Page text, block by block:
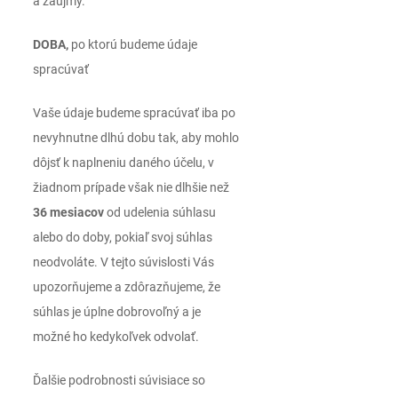
DOBA, po ktorú budeme údaje
spracúvať
Vaše údaje budeme spracúvať iba po
nevyhnutne dlhú dobu tak, aby mohlo
dôjsť k naplneniu daného účelu, v
žiadnom prípade však nie dlhšie než
36 mesiacovod udelenia súhlasu
alebo do doby, pokiaľ svoj súhlas
neodvoláte. V tejto súvislosti Vás
upozorňujeme a zdôrazňujeme, že
súhlas je úplne dobrovoľný a je
možné ho kedykoľvek odvolať.
Ďalšie podrobnosti súvisiace so